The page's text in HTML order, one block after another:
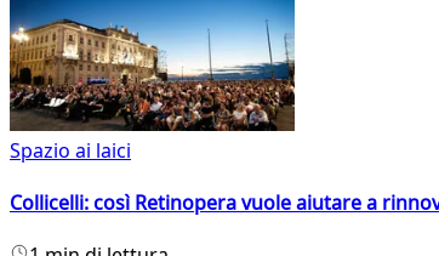
Spazio ai laici
Collicelli: così Retinopera vuole aiutare a